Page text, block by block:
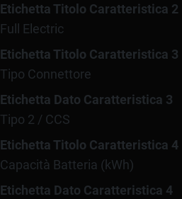
Etichetta Titolo Caratteristica 2
Full Electric
Etichetta Titolo Caratteristica 3
Tipo Connettore
Etichetta Dato Caratteristica 3
Tipo 2 / CCS
Etichetta Titolo Caratteristica 4
Capacità Batteria (kWh)
Etichetta Dato Caratteristica 4